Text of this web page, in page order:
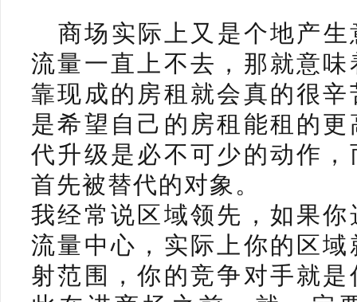
商场实际上又是个地产
流量一直上不去，那就意
靠现成的房租就会真的很
是希望自己的房租能租的
代升级是必不可少的动作
首先被替代的对象。
我经常说区域领先，如果
流量中心，实际上你的区
射范围，你的竞争对手就